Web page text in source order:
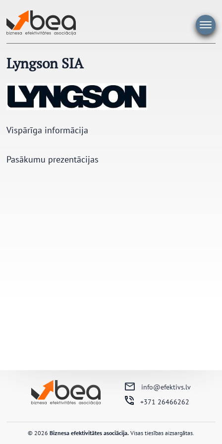
saturu
Lyngson SIA
Vispārīga informācija
Pasākumu prezentācijas
info@efektivs.lv
+371 26466262
© 2026 Biznesa efektivitātes asociācija. Visas tiesības aizsargātas.